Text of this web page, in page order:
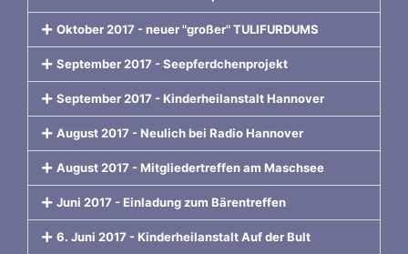
Oktober 2017 - neuer "großer" TULIFURDUMS
September 2017 - Seepferdchenprojekt
September 2017 - Kinderheilanstalt Hannover
August 2017 - Neulich bei Radio Hannover
August 2017 - Mitgliedertreffen am Maschsee
Juni 2017 - Einladung zum Bärentreffen
6. Juni 2017 - Kinderheilanstalt Auf der Bult